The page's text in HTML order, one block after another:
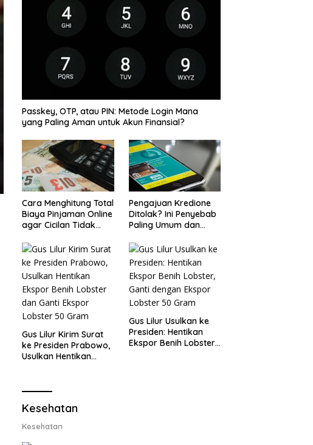
Passkey, OTP, atau PIN: Metode Login Mana
yang Paling Aman untuk Akun Finansial?
Cara Menghitung Total
Biaya Pinjaman Online
agar Cicilan Tidak
Pengajuan Kredione
Ditolak? Ini Penyebab
Paling Umum dan
Gus Lilur Kirim Surat
ke Presiden Prabowo,
Usulkan Hentikan
Lobster 50 Gram
Gus Lilur Usulkan ke
Presiden: Hentikan
Ekspor Benih Lobster,
Kesehatan
Kesehatan